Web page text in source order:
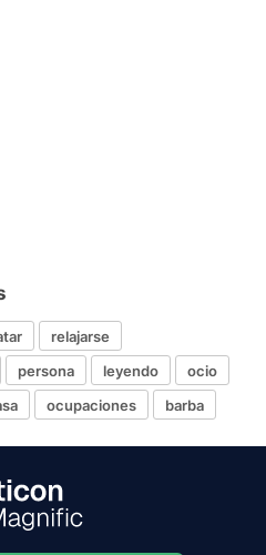
relajarse
persona leyendo
ocio
ocupaciones barba